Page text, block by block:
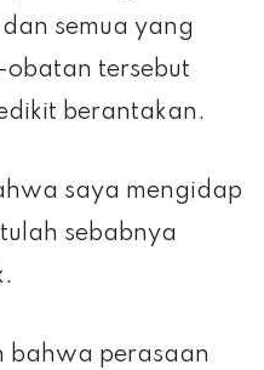
semua yang
tersebut
berantakan.
saya mengidap
sebabnya
bahwa perasaan